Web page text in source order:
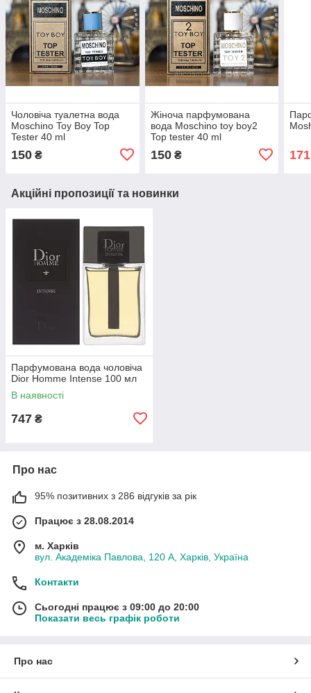
Чоловіча туалетна вода
Moschino Toy Boy Top
Tester 40 ml
150 ₴
Жіноча парфумована
вода Moschino toy boy2
Top tester 40 ml
150₴ 171
Акційні пропозиції та новинки
Парфумована вода чоловіча
Dior Homme Intense 100 мл
В наявності
747 ₴
Про нас
95% позитивних з 286 відгуків за рік
Працює з 28.08.2014
м. Харків
вул. Академіка Павлова, 120 А, Харків, Україна
Контакти
Сьогодні працює з 09:00 до 20:00
Показати весь графік роботи
Про нас